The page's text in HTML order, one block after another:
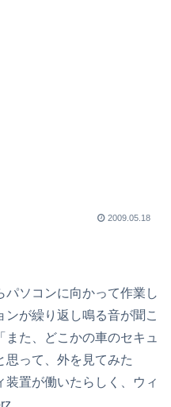
2009.05.18
ソコンに向かって作業し
が繰り返し鳴る音が聞こ
た、どこかの車のセキュ
思って、外を見てみた
置が働いたらしく、ウィ